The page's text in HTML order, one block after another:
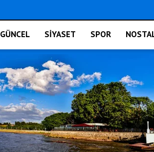
GÜNCEL SİYASET SPOR